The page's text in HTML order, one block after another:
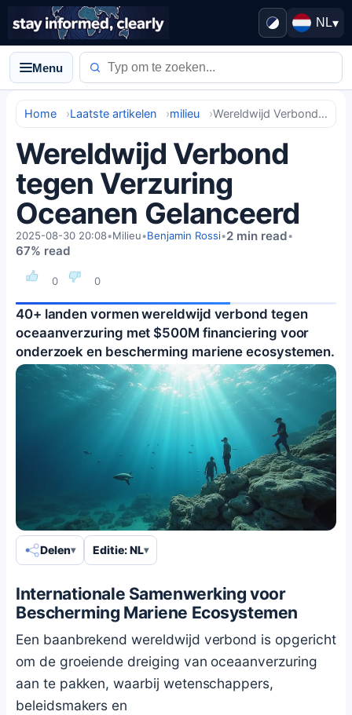
NL▾
Menu
Home Laatste artikelen milieu Wereldwijd Verbond tegen Verzuring Oceanen Gelanceerd
Wereldwijd Verbond
tegen Verzuring
Oceanen Gelanceerd
0 0
2025-08-30 20:08•Milieu•Benjamin Rossi•2 min read•
67% read
40+ landen vormen wereldwijd verbond tegen
oceaanverzuring met $500M financiering voor
onderzoek en bescherming mariene ecosystemen.
Delen Editie: NL
Internationale Samenwerking voor
Bescherming Mariene Ecosystemen
Een baanbrekend wereldwijd verbond is opgericht
om de groeiende dreiging van oceaanverzuring
aan te pakken, waarbij wetenschappers,
beleidsmakers en